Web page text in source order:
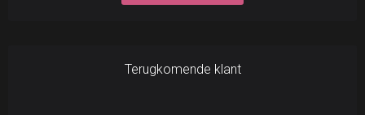
Terugkomende klant